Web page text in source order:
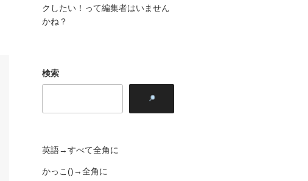
クしたい！って編集者はいません
かね？
検索
英語→すべて全角に
かっこ()→全角に